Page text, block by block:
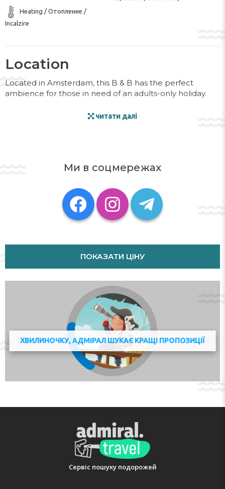
Heating / Отопление /
Incalzire
Location
Located in Amsterdam, this B & B has the perfect
ambience for those in need of an adults-only holiday.
alarm. Wireless internet access in public areas allows
guests the opportunity to explore the surrounding area
requested. A kitchenette with a refrigerator, a
microwave and a tea/coffee station is also provided as
standard. An ironing set is provided for guests'
convenience. A television with satellite/cable channels, a
plug adapter and WiFi (no extra charge) are provided as
well. Bathrooms are equipped with a shower and a
hairdryer. As a special feature, bathrooms are also
stocked with cosmetic products and a selection of
towels. The hotel has non-smoking rooms. Copyright
GIATA 2004 - 2024. Multilingual, powered by
www.giata.com for client no. 124971
Адреса:Spuistraat 62-1, 1012 TW Amsterdam,
читати далі
Ми в соцмережах
ПОКАЗАТИ ЦІНУ
ХВИЛИНОЧКУ, АДМІРАЛ ШУКАЄ КРАЩІ ПРОПОЗИЦІЇ
Сервіс пошуку подорожей